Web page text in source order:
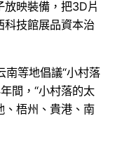
映裝備，把3D片
科技館展品資本治
等地倡議“小村落
間，“小村落的太
、梧州、貴港、南